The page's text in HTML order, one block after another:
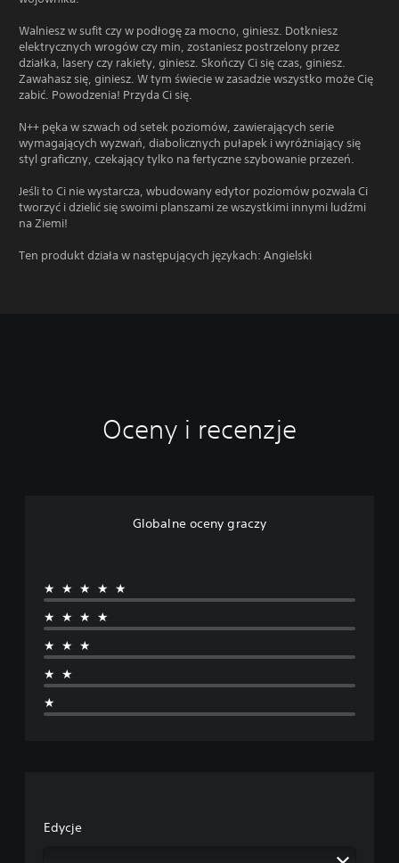
Walniesz w sufit czy w podłogę za mocno, giniesz. Dotkniesz
elektrycznych wrogów czy min, zostaniesz postrzelony przez
działka, lasery czy rakiety, giniesz. Skończy Ci się czas, giniesz.
Zawahasz się, giniesz. W tym świecie w zasadzie wszystko może Cię
zabić. Powodzenia! Przyda Ci się.
N++ pęka w szwach od setek poziomów, zawierających serie
wymagających wyzwań, diabolicznych pułapek i wyróżniający się
styl graficzny, czekający tylko na fertyczne szybowanie przezeń.
Jeśli to Ci nie wystarcza, wbudowany edytor poziomów pozwala Ci
tworzyć i dzielić się swoimi planszami ze wszystkimi innymi ludźmi
na Ziemi!
Ten produkt działa w następujących językach: Angielski
Oceny i recenzje
Globalne oceny graczy
★★★★★
★★★★
★★★
★★
★
Edycje